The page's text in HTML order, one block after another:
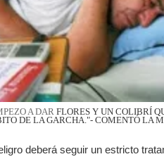
A DAR FLORES Y UN COLIBRÍ
DE LA GARCHA."- COMENTÓ LA
deberá seguir un estricto